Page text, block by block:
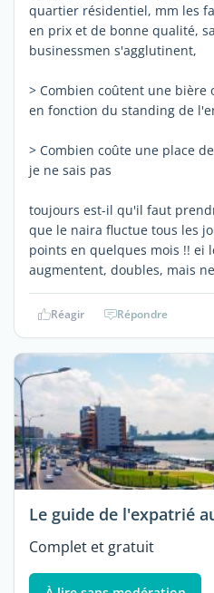
quartier résidentiel, mm les
en prix et de bonne qualité,
businessmen s'agglutinent,
> Combien coûtent une bière
en fonction du standing de
> Combien coûte une place
je ne sais pas
toujours est-il qu'il faut
que le naira fluctue tous les
points en quelques mois !! ei
augmentent, doubles, mais
Réagir Répondre
Le guide de l'expatrié
Complet et gratuit